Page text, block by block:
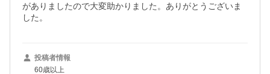
がありましたので大変助かりました。ありがとうございま
した。
投稿者情報
60歳以上